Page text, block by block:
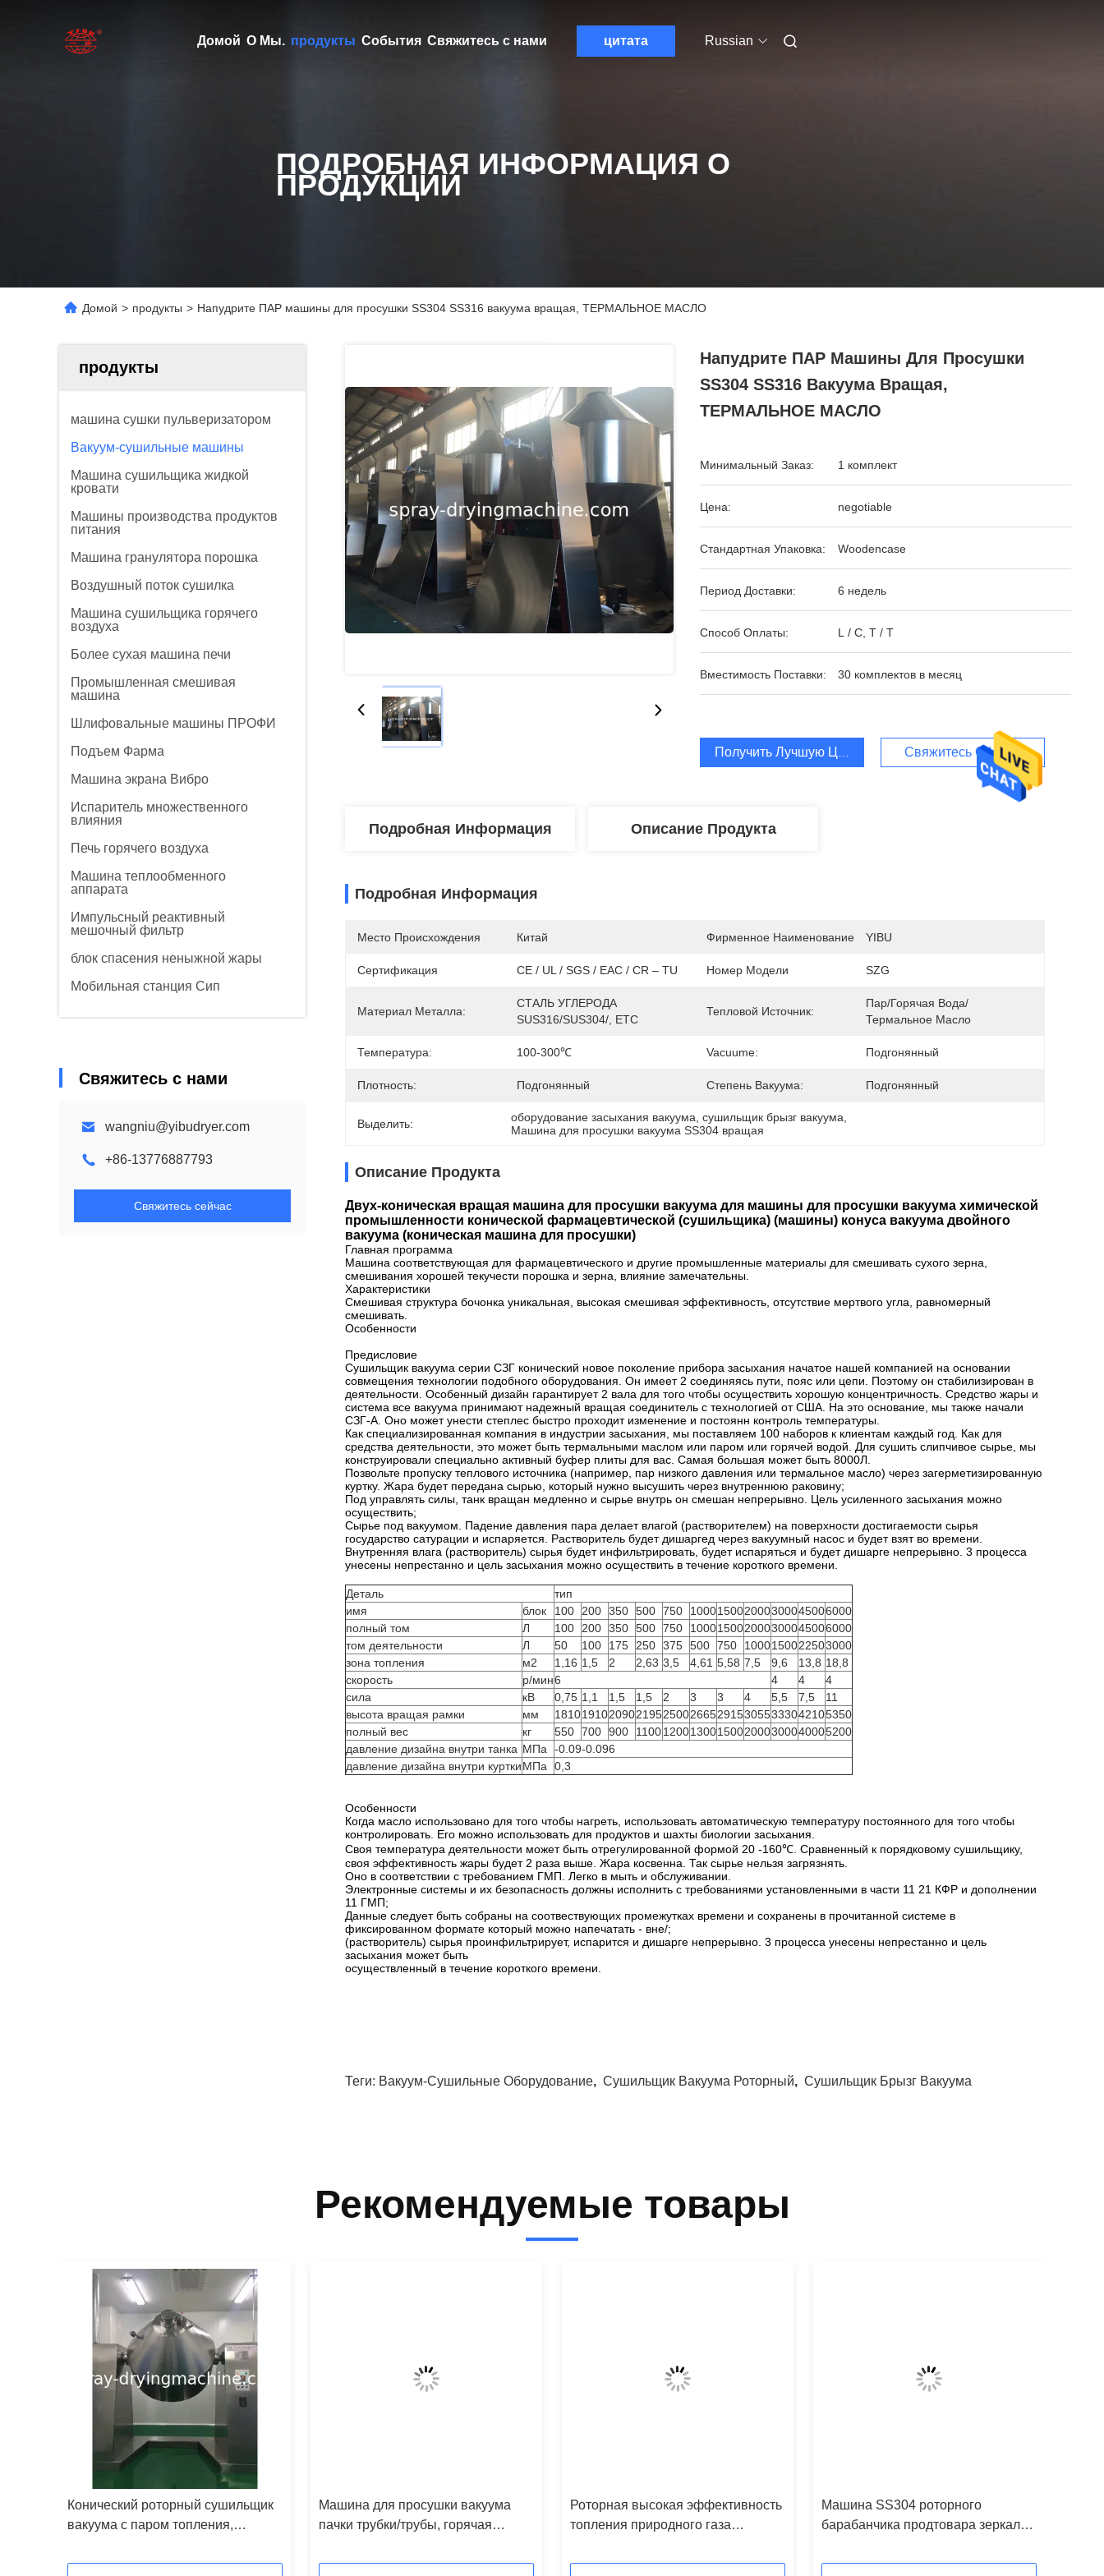
Домой О Мы. продукты События Свяжитесь с нами цитата Russian
ПОДРОБНАЯ ИНФОРМАЦИЯ О
ПРОДУКЦИИ
Домой > продукты > Напудрите ПАР машины для просушки SS304 SS316 вакуума вращая, ТЕРМАЛЬНОЕ МАСЛО
продукты
машина сушки пульверизатором
Вакуум-сушильные машины
Машина сушильщика жидкой
кровати
Машины производства продуктов
питания
Машина гранулятора порошка
Воздушный поток сушилка
Машина сушильщика горячего
воздуха
Более сухая машина печи
Промышленная смешивая
машина
Шлифовальные машины ПРОФИ
Подъем Фарма
Машина экрана Вибро
Испаритель множественного
влияния
Печь горячего воздуха
Машина теплообменного
аппарата
Импульсный реактивный
мешочный фильтр
блок спасения неныжной жары
Мобильная станция Сип
Свяжитесь с нами
wangniu@yibudryer.com
+86-13776887793
Свяжитесь сейчас
Напудрите ПАР Машины Для Просушки
SS304 SS316 Вакуума Вращая,
ТЕРМАЛЬНОЕ МАСЛО
Минимальный Заказ: 1 комплект
Цена: negotiable
Стандартная Упаковка: Woodencase
Период Доставки: 6 недель
Способ Оплаты: L / C, T / T
Вместимость Поставки: 30 комплектов в месяц
Получить Лучшую Цену Свяжитесь С Нами
Подробная Информация Описание Продукта
Подробная Информация
Место Происхождения Китай Фирменное Наименование YIBU
Сертификация CE / UL / SGS / EAC / CR – TU Номер Модели SZG
Материал Металла:
СТАЛЬ УГЛЕРОДА
SUS316/SUS304/, ETC
Тепловой Источник:
Пар/горячая Вода/
Термальное Масло
Температура: 100-300℃ Vacuume: Подгонянный
Плотность: Подгонянный Степень Вакуума: Подгонянный
Выделить: оборудование засыхания вакуума , сушильщик брызг вакуума
Машина для просушки вакуума SS304 вращая
Описание Продукта
Двух-коническая вращая машина для просушки вакуума для машины для просушки вакуума химической
промышленности конической фармацевтической (сушильщика) (машины) конуса вакуума двойного
вакуума (коническая машина для просушки)
Главная программа
Машина соответствующая для фармацевтического и другие промышленные материалы для смешивать сухого зерна,
смешивания хорошей текучести порошка и зерна, влияние замечательны.
Характеристики
Смешивая структура бочонка уникальная, высокая смешивая эффективность, отсутствие мертвого угла, равномерный
смешивать.
Особенности
Предисловие
Сушильщик вакуума серии СЗГ конический новое поколение прибора засыхания начатое нашей компанией на основании
совмещения технологии подобного оборудования. Он имеет 2 соединяясь пути, пояс или цепи. Поэтому он стабилизирован в
деятельности. Особенный дизайн гарантирует 2 вала для того чтобы осуществить хорошую концентричность. Средство жары и
система все вакуума принимают надежный вращая соединитель с технологией от США. На это основание, мы также начали
СЗГ-А. Оно может унести степлес быстро проходит изменение и постоянн контроль температуры.
Как специализированная компания в индустрии засыхания, мы поставляем 100 наборов к клиентам каждый год. Как для
средства деятельности, это может быть термальными маслом или паром или горячей водой. Для сушить слипчивое сырье, мы
конструировали специально активный буфер плиты для вас. Самая большая может быть 8000Л.
Позвольте пропуску теплового источника (например, пар низкого давления или термальное масло) через загерметизированную
куртку. Жара будет передана сырью, который нужно высушить через внутреннюю раковину;
Под управлять силы, танк вращан медленно и сырье внутрь он смешан непрерывно. Цель усиленного засыхания можно
осуществить;
Сырье под вакуумом. Падение давления пара делает влагой (растворителем) на поверхности достигаемости сырья
государство сатурации и испаряется. Растворитель будет дишаргед через вакуумный насос и будет взят во времени.
Внутренняя влага (растворитель) сырья будет инфильтрировать, будет испаряться и будет дишарге непрерывно. 3 процесса
унесены непрестанно и цель засыхания можно осуществить в течение короткого времени.
Деталь
тип
имя
блок 100 200 350 500 750 100015002000300045006000
полный том
Л 100 200 350 500 750 100015002000300045006000
том деятельности
Л 50 100 175 250 375 500 750 1000150022503000
зона топления
м2 1,16 1,5 2 2,63 3,5 4,61 5,58 7,5 9,6 13,8 18,8
скорость
р/мин6 4 4
4
сила
кВ 0,75 1,1 1,5 1,5 2 3 3 4 5,5 7,5
11
высота вращая рамки
мм 18101910209021952500266529153055333042105350
полный вес
кг 550 700 900 11001200130015002000300040005200
давление дизайна внутри танка МПа
-0.09-0.096
давление дизайна внутри курткиМПа 0,3
Особенности
Когда масло использовано для того чтобы нагреть, использовать автоматическую температуру постоянного для того чтобы
контролировать. Его можно использовать для продуктов и шахты биологии засыхания.
Своя температура деятельности может быть отрегулированной формой 20 -160℃. Сравненный к порядковому сушильщику,
своя эффективность жары будет 2 раза выше. Жара косвенна. Так сырье нельзя загрязнять.
Оно в соответствии с требованием ГМП. Легко в мыть и обслуживании.
Электронные системы и их безопасность должны исполнить с требованиями установленными в части 11 21 КФР и дополнении
11 ГМП;
Данные следует быть собраны на соотвествующих промежутках времени и сохранены в прочитанной системе в
фиксированном формате который можно напечатать - вне/;
(растворитель) сырья проинфильтрирует, испарится и дишарге непрерывно. 3 процесса унесены непрестанно и цель
засыхания может быть
осуществленный в течение короткого времени.
Теги: Вакуум-Сушильные Оборудование, Сушильщик Вакуума Роторный, Сушильщик Брызг Вакуума
Рекомендуемые товары
Конический роторный сушильщик
вакуума с паром топления,
проведения для продукта порошка
Машина для просушки вакуума
пачки трубки/трубы, горячая
воздушного рукава
Роторная высокая эффективность
топления природного газа
бочонка
Машина SS304 роторного
барабанчика продтовара зеркала